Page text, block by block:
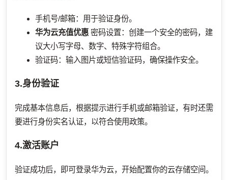
手机号/邮箱：用于验证身份。
华为云充值优惠 密码设置：创建一个安全的密码，建
议大小写字母、数字、特殊字符组合。
验证码：输入图片或短信验证码，确保操作安全。
3.身份验证
完成基本信息后，根据提示进行手机或邮箱验证，有时还需
要进行身份实名认证，以符合使用政策。
4.激活账户
验证成功后，即可登录华为云，开始配置你的云存储空间。